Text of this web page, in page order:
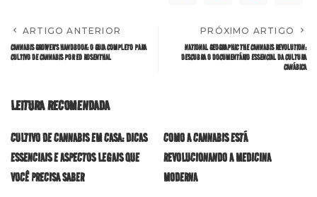
ARTIGO ANTERIOR
CANNABIS GROWER’S HANDBOOK: O GUIA COMPLETO PARA
CULTIVO DE CANNABIS POR ED ROSENTHAL
PRÓXIMO ARTIGO
NATIONAL GEOGRAPHIC THE CANNABIS REVOLUTION:
DESCUBRA O DOCUMENTÁRIO ESSENCIAL DA CULTURA
CANÁBICA
LEITURA RECOMENDADA
CULTIVO DE CANNABIS EM CASA: DICAS
ESSENCIAIS E ASPECTOS LEGAIS QUE
VOCÊ PRECISA SABER
COMO A CANNABIS ESTÁ
REVOLUCIONANDO A MEDICINA
MODERNA